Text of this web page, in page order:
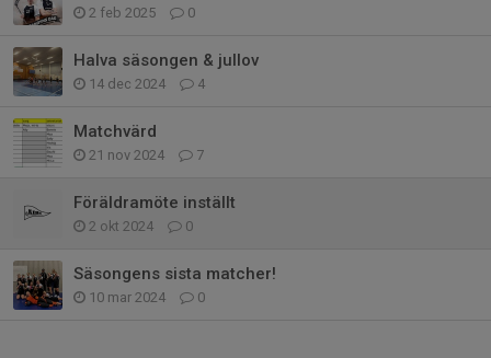
2 feb 2025 0
Halva säsongen & jullov
14 dec 2024 4
Matchvärd
21 nov 2024 7
Föräldramöte inställt
2 okt 2024 0
Säsongens sista matcher!
10 mar 2024 0